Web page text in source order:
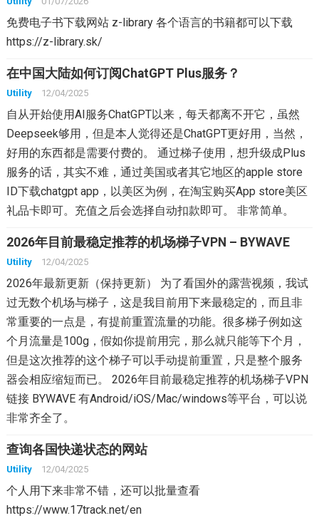
免费电子书下载网站 z-library 各个语言的书籍都可以下载
https://z-library.sk/
在中国大陆如何订阅ChatGPT Plus服务？
Utility 12/04/2025
自从开始使用AI服务ChatGPT以来，每天都离不开它，虽然
Deepseek够用，但是本人觉得还是ChatGPT更好用，当然，
好用的东西都是需要付费的。 通过梯子使用，想升级成Plus
服务的话，其实不难，通过美国或者其它地区的apple store
ID下载chatgpt app，以美区为例，在淘宝购买App store美区
礼品卡即可。充值之后会选择自动扣款即可。 非常简单。
2026年目前最稳定推荐的机场梯子VPN – BYWAVE
Utility 12/04/2025
2026年最新更新（保持更新） 为了看国外的露营视频，我试
过无数个机场与梯子，这是我目前用下来最稳定的，而且非
常重要的一点是，有提前重置流量的功能。很多梯子例如这
个月流量是100g，假如你提前用完，那么就只能等下个月，
但是这次推荐的这个梯子可以手动提前重置，只是整个服务
器会相应缩短而已。 2026年目前最稳定推荐的机场梯子VPN
链接 BYWAVE 有Android/iOS/Mac/windows等平台，可以说
非常齐全了。
查询各国快递状态的网站
Utility 12/04/2025
个人用下来非常不错，还可以批量查看
https://www.17track.net/en